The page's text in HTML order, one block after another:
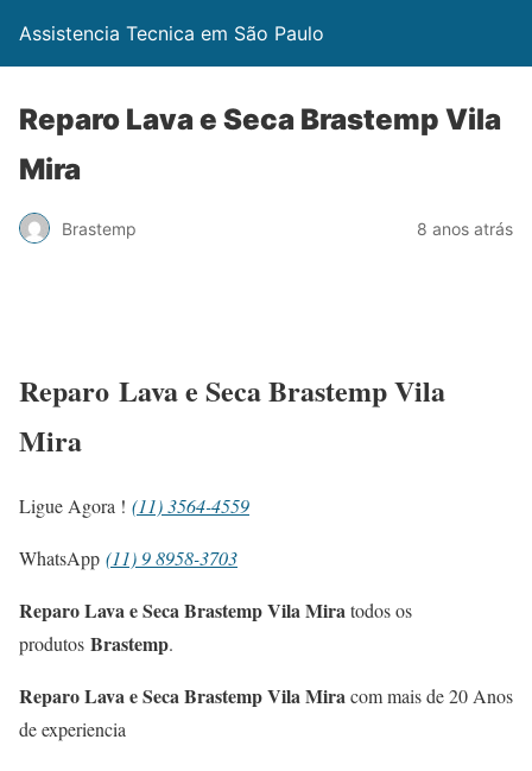
Assistencia Tecnica em São Paulo
Reparo Lava e Seca Brastemp Vila
Mira
Brastemp 8 anos atrás
Reparo Lava e Seca Brastemp Vila
Mira
Ligue Agora ! (11) 3564-4559
WhatsApp (11) 9 8958-3703
Reparo Lava e Seca Brastemp Vila Miratodos os
produtos Brastemp.
Reparo Lava e Seca Brastemp Vila Miracom mais de 20 Anos
de experiencia